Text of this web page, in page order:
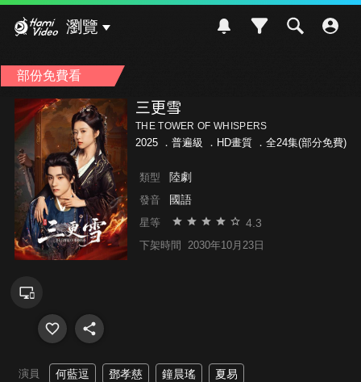
瀏覽
部份免費看
三更雪
THE TOWER OF WHISPERS
2025 ． 普遍級 ．HD畫質 ．全24集(部分免費)
類型 陸劇
發音 國語
星等 4.3
下架時間 2030年10月23日
演員 何藍逗 鄧孝慈 鐘晨瑤 夏易